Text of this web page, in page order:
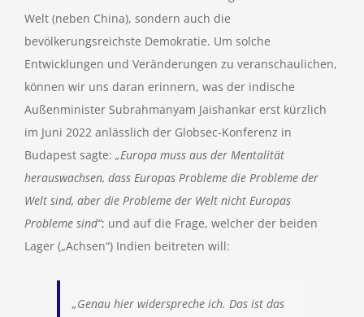
Welt (neben China), sondern auch die
bevölkerungsreichste Demokratie. Um solche
Entwicklungen und Veränderungen zu veranschaulichen,
können wir uns daran erinnern, was der indische
Außenminister Subrahmanyam Jaishankar erst kürzlich
im Juni 2022 anlässlich der Globsec-Konferenz in
Budapest sagte: „Europa muss aus der Mentalität
herauswachsen, dass Europas Probleme die Probleme der
Welt sind, aber die Probleme der Welt nicht Europas
Probleme sind“; und auf die Frage, welcher der beiden
Lager („Achsen“) Indien beitreten will:
„Genau hier widerspreche ich. Das ist das